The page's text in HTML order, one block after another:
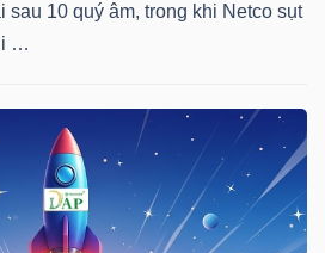
sau 10 quý âm, trong khi Netco sụt
…